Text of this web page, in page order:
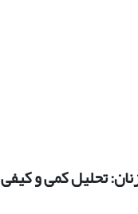
تحلیل کمی و کیفی